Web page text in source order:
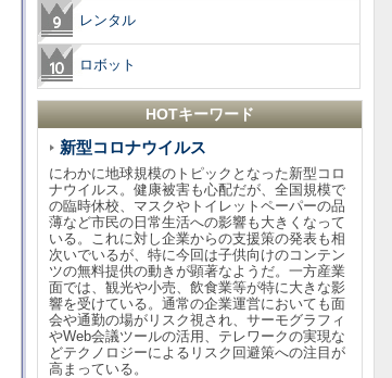
レンタル
ロボット
HOTキーワード
新型コロナウイルス
にわかに地球規模のトピックとなった新型コロ
ナウイルス。健康被害も心配だが、全国規模で
の臨時休校、マスクやトイレットペーパーの品
薄など市民の日常生活への影響も大きくなって
いる。これに対し企業からの支援策の発表も相
次いでいるが、特に今回は子供向けのコンテン
ツの無料提供の動きが顕著なようだ。一方産業
面では、観光や小売、飲食業等が特に大きな影
響を受けている。通常の企業運営においても面
会や通勤の場がリスク視され、サーモグラフィ
やWeb会議ツールの活用、テレワークの実現な
どテクノロジーによるリスク回避策への注目が
高まっている。